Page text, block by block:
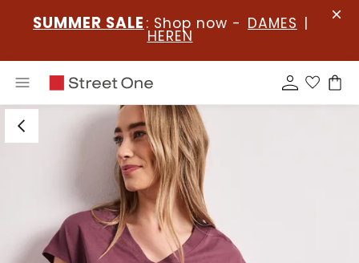
SUMMER SALE : Shop now - DAMES |
HEREN